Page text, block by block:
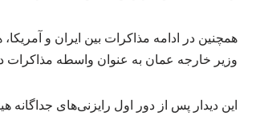
همچنین در ادامه مذاکرات بین ایران و
وزیر خارجه عمان به عنوان واسطه مذاکرات
این دیدار پس از دور اول رایزنی‌های جداگانه